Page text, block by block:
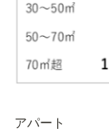
アパート